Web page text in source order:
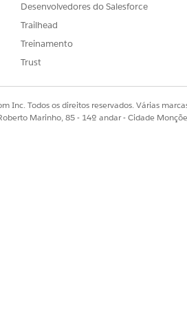
e modelo
Desenvolvedores do Salesforce
Trailhead
Treinamento
Trust
Inc. Todos os direitos reservados. Várias
Marinho, 85 - 14º andar - Cidade